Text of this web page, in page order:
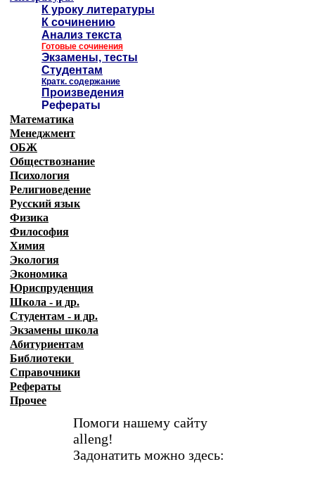
К уроку литературы
К сочинению
Анализ текста
Готовые сочинения
Экзамены, тесты
Студентам
Кратк. содержание
Произведения
Рефераты
Математика
Менеджмент
ОБЖ
Обществознание
Психология
Религиоведение
Русский язык
Физика
Философия
Химия
Экология
Экономика
Юриспруденция
Школа - и др.
Студентам - и др.
Экзамены школа
Абитуриентам
Библиотеки
Справочники
Рефераты
Прочее
Помоги нашему сайту
alleng!
Задонатить можно здесь: